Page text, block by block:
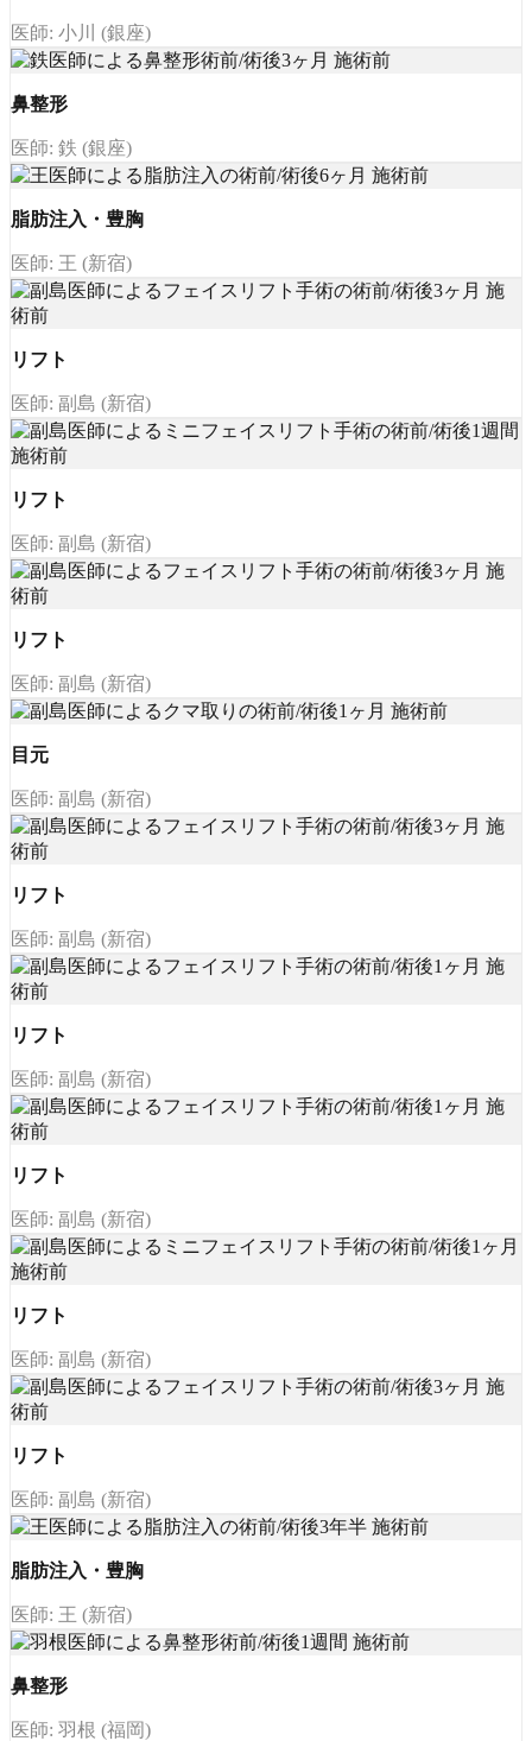
医師: 小川 (銀座)
鼻整形
医師: 鉄 (銀座)
脂肪注入・豊胸
医師: 王 (新宿)
リフト
医師: 副島 (新宿)
リフト
医師: 副島 (新宿)
リフト
医師: 副島 (新宿)
目元
医師: 副島 (新宿)
リフト
医師: 副島 (新宿)
リフト
医師: 副島 (新宿)
リフト
医師: 副島 (新宿)
リフト
医師: 副島 (新宿)
リフト
医師: 副島 (新宿)
脂肪注入・豊胸
医師: 王 (新宿)
鼻整形
医師: 羽根 (福岡)